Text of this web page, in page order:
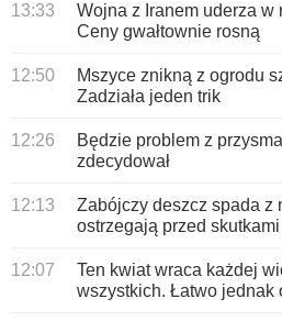
13:33
Wojna z Iranem uderza w
Ceny gwałtownie rosną
12:50
Mszyce znikną z ogrodu
Zadziała jeden trik
12:26
Będzie problem z
zdecydował
12:13
Zabójczy deszcz spada z
ostrzegają przed skutkami
12:07
Ten kwiat wraca każdej
wszystkich. Łatwo jednak